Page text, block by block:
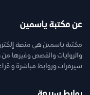
عن مكتبة ياسمين
مكتبة ياسمين هي منصة
سيرفرات وروابط مباشرة و